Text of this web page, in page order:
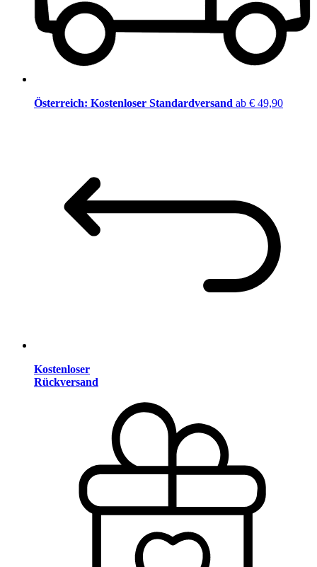
Österreich: Kostenloser Standardversand ab € 49,90
Kostenloser
Rückversand